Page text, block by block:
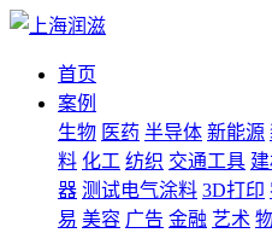
首页
案例
生物 医药 半导体 新能源
料 化工 纺织 交通工具
器 测试电气涂料 3D打印
易 美容 广告 金融 艺术